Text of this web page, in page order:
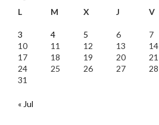
L
M X J V
3
4 5 6 7
10
11 12 13 14
17
18 19 20 21
24
25 26 27 28
31
« Jul